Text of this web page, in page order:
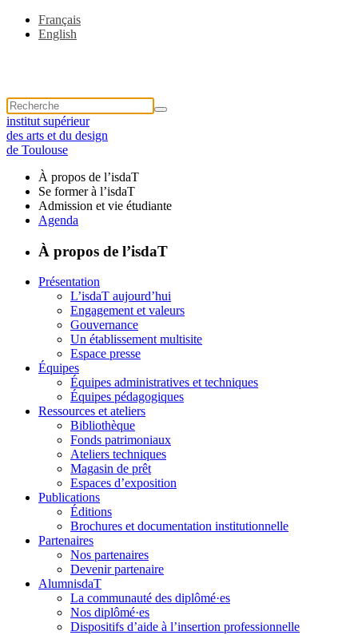
Français
English
institut supérieur
des arts et du design
de Toulouse
À propos de l’isdaT
Se former à l’isdaT
Admission et vie étudiante
Agenda
À propos de l’isdaT
Présentation
L’isdaT aujourd’hui
Engagement et valeurs
Gouvernance
Un établissement multisite
Espace presse
Équipes
Équipes administratives et techniques
Équipes pédagogiques
Ressources et ateliers
Bibliothèque
Fonds patrimoniaux
Ateliers techniques
Magasin de prêt
Espaces d’exposition
Publications
Éditions
Brochures et documentation institutionnelle
Partenaires
Nos partenaires
Devenir partenaire
AlumnisdaT
La communauté des diplômé·es
Nos diplômé·es
Dispositifs d’aide à l’insertion professionnelle